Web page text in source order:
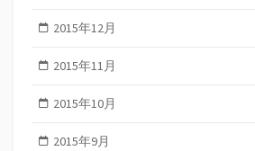
2015年12月
2015年11月
2015年10月
2015年9月